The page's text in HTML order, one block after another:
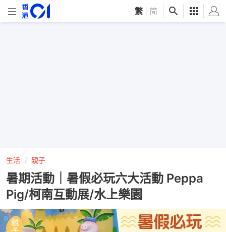
繁 简
生活 親子
暑期活動｜暑假必玩六大活動 Peppa
Pig/柯南互動展/水上樂園